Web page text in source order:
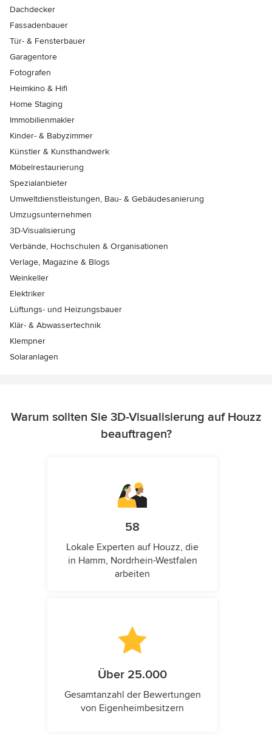
Dachdecker
Fassadenbauer
Tür- & Fensterbauer
Garagentore
Fotografen
Heimkino & Hifi
Home Staging
Immobilienmakler
Kinder- & Babyzimmer
Künstler & Kunsthandwerk
Möbelrestaurierung
Spezialanbieter
Umweltdienstleistungen, Bau- & Gebäudesanierung
Umzugsunternehmen
3D-Visualisierung
Verbände, Hochschulen & Organisationen
Verlage, Magazine & Blogs
Weinkeller
Elektriker
Lüftungs- und Heizungsbauer
Klär- & Abwassertechnik
Klempner
Solaranlagen
Warum sollten Sie 3D-Visualisierung auf Houzz
beauftragen?
58
Lokale Experten auf Houzz, die
in Hamm, Nordrhein-Westfalen
arbeiten
Über 25.000
Gesamtanzahl der Bewertungen
von Eigenheimbesitzern